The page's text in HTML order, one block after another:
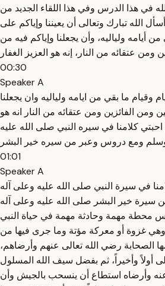
في هذا الدرس وفي هذا اللقاء الجديد من
الله تبارك وتعالى أن يعيننا وإياكم على
أيامه ولياليه، وأن يجعلنا وإياكم فيه من
00:30
Speaker A
وقيام ما بقي من ايامه ولياليه وان يجعلنا
ومن الفائزين ومن عتقائه من النار انه هو
احبتي كلامنا في سيره النبي صلى الله عليه
ومع دروس وعبر من سيره خير البشر
01:01
Speaker A
في سيرة النبي صلى الله عليه وعلى آله
خير البشر صلى الله عليه وعلى آله
محطة مهمة وحادثة مهمة في حياة النبي
غزوة أو معركة مؤتة وما جرى فيها من
الصحابة رضي الله تعالى عنهم وأرضاهم،
أولاً وأخيراً، ثم بفضل سيف الله المسلول
عنه وأرضاه استطاع أن ينسحب بالجيش وأن